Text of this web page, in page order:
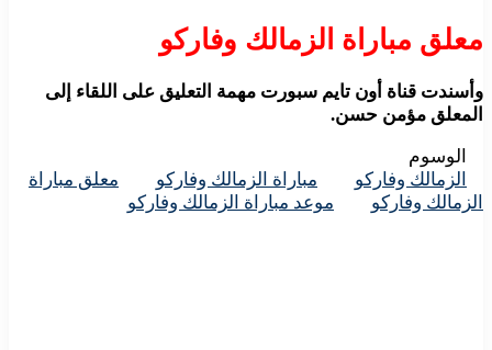
معلق مباراة الزمالك وفاركو
وأسندت قناة أون تايم سبورت مهمة التعليق على اللقاء إلى
المعلق مؤمن حسن.
الوسوم
الزمالك وفاركو
مباراة الزمالك وفاركو
معلق مباراة
الزمالك وفاركو
موعد مباراة الزمالك وفاركو